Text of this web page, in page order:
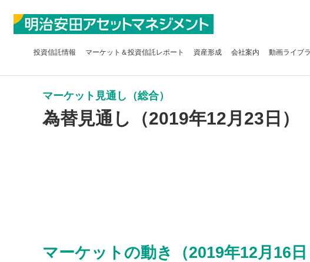
投資信託情報 マーケット＆投資信託レポート 資産形成 会社案内 動画ライブ
マーケット見通し（総合）
為替見通し（2019年12月23日）
マーケットの動き（2019年12月16日